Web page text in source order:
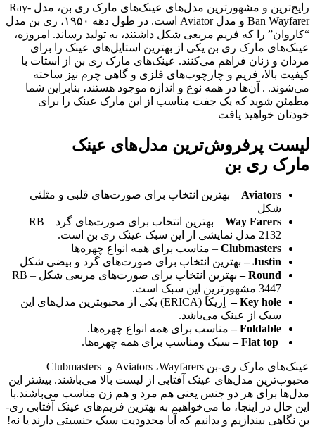
رایج‌ترین و مشهورترین مدل‌های عینک‌های مارک ری بن، مدل Ray-
Ban Wayfarer و مدل Aviator است. در طول دهه ۱۹۵۰، ری بن مدل
“کاروان” را که فریم مربعی شکل داشتند، به تولید رساند. امروزه،
عینک‌های مارک ری بن یکی از بهترین استایل‌های عینک را برای
مردان و زنان فراهم می‌کنند. عینک‌های مارک ری بن از استات با
کیفیت بالا، فریم و چارچوب‌های فلزی و گاهی چرم نیز ساخته
می‌شوند. . آن‌ها در همه نوع و اندازه موجود هستند، بنابراین شما
مطمئن شوید که یک جفت مناسب از این مارک عینک را برای
خودتان خواهید یافت
لیست پرفروش‌ترین مدل‌های عینک‌‌
مارک ری بن
Aviators – بهترین انتخاب برای صورت‌های قلبی و مثلثی
شکل
Way Farers
– بهترین انتخاب برای صورت‌های گرد – RB
2132 مدل نمایشی از این سبک عینک ری بن است.
Clubmasters – مناسب برای همه انواع چهره‌ها
Justin –
بهترین انتخاب برای صورت‌های گرد و بیضی شکل
Round –
بهترین انتخاب برای صورت‌های مربعی شکل – RB
3447 مشهورترینِ این سبک است.
Key hole –
اِریکا (ERICA) یکی از محبوبترین مدل‌های این
سبک از عینک می‌باشد.
Foldable –
مناسب برای همه انواع چهره‌ها.
سبک ومناسب برای همه چهره‌ها.
عینک‌های مارک ری-بن Aviators ،Wayfarers و Clubmasters
محبوب‌ترین مدل‌های عینک آفتابی از لیست بالا می‌باشند. بیشتر این
مدل‌ها برای هر دو جنس یعنی هم مرد و هم زن مناسب می‌باشند.با
این حال در اینجا، ما می‌خواهیم به بهترین فریم‌های عینک آفتابی ری-
بن نگاهی بیندازیم و بدانیم که آیا محدودیت سبک جنسیتی دارند یا نه!